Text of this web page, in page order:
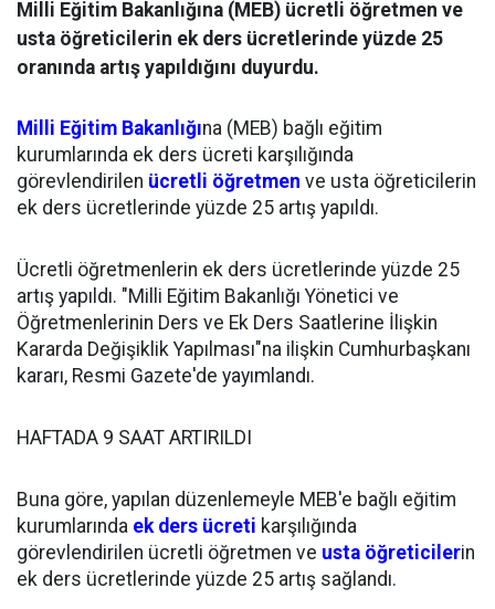
Milli Eğitim Bakanlığına (MEB) ücretli öğretmen ve
usta öğreticilerin ek ders ücretlerinde yüzde 25
oranında artış yapıldığını duyurdu.
Milli Eğitim Bakanlığına (MEB) bağlı eğitim
kurumlarında ek ders ücreti karşılığında
görevlendirilen ücretli öğretmen ve usta öğreticilerin
ek ders ücretlerinde yüzde 25 artış yapıldı.
Ücretli öğretmenlerin ek ders ücretlerinde yüzde 25
artış yapıldı. "Milli Eğitim Bakanlığı Yönetici ve
Öğretmenlerinin Ders ve Ek Ders Saatlerine İlişkin
Kararda Değişiklik Yapılması"na ilişkin Cumhurbaşkanı
kararı, Resmi Gazete'de yayımlandı.
HAFTADA 9 SAAT ARTIRILDI
Buna göre, yapılan düzenlemeyle MEB'e bağlı eğitim
kurumlarında ek ders ücreti karşılığında
görevlendirilen ücretli öğretmen ve usta öğreticilerin
ek ders ücretlerinde yüzde 25 artış sağlandı.